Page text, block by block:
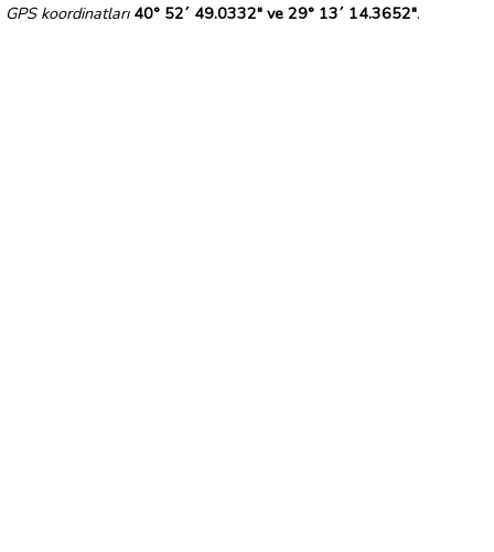
GPS koordinatları 40° 52´ 49.0332" ve 29° 13´ 14.3652".